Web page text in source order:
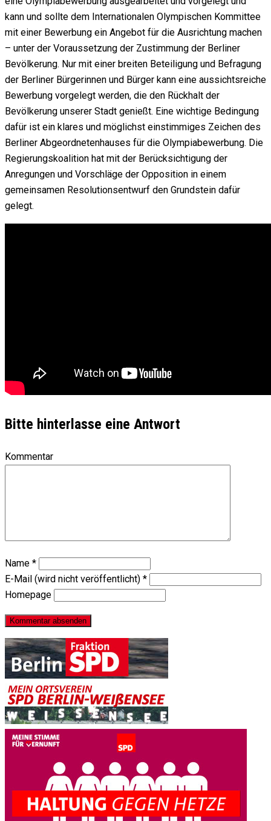
kann und sollte dem Internationalen Olympischen Kommittee
mit einer Bewerbung ein Angebot für die Ausrichtung machen
– unter der Voraussetzung der Zustimmung der Berliner
Bevölkerung. Nur mit einer breiten Beteiligung und Befragung
der Berliner Bürgerinnen und Bürger kann eine aussichtsreiche
Bewerbung vorgelegt werden, die den Rückhalt der
Bevölkerung unserer Stadt genießt. Eine wichtige Bedingung
dafür ist ein klares und möglichst einstimmiges Zeichen des
Berliner Abgeordnetenhauses für die Olympiabewerbung. Die
Regierungskoalition hat mit der Berücksichtigung der
Anregungen und Vorschläge der Opposition in einem
gemeinsamen Resolutionsentwurf den Grundstein dafür
gelegt.
Bitte hinterlasse eine Antwort
Kommentar
Name *
E-Mail (wird nicht veröffentlicht) *
Homepage